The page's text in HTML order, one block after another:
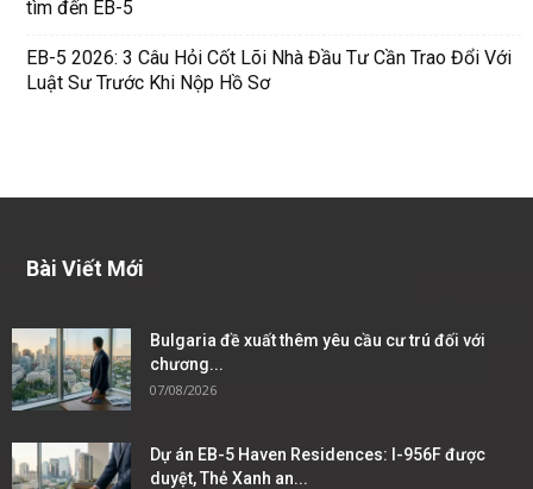
tìm đến EB-5
EB-5 2026: 3 Câu Hỏi Cốt Lõi Nhà Đầu Tư Cần Trao Đổi Với
Luật Sư Trước Khi Nộp Hồ Sơ
Bài Viết Mới
Bulgaria đề xuất thêm yêu cầu cư trú đối với
chương...
07/08/2026
Dự án EB-5 Haven Residences: I-956F được
duyệt, Thẻ Xanh an...